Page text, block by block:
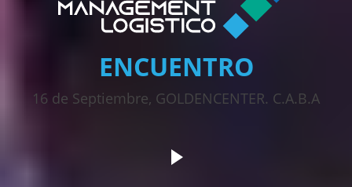
ENCUENTRO
16 de Septiembre, GOLDENCENTER. C.A.B.A